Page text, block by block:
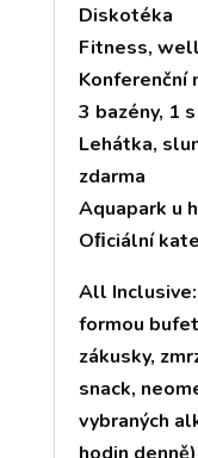
Diskotéka
Fitness,
Konferenční
3 bazény, 1
Lehátka,
zdarma
Aquapark u
Oﬁciální
All
formou
zákusky,
snack,
vybraných